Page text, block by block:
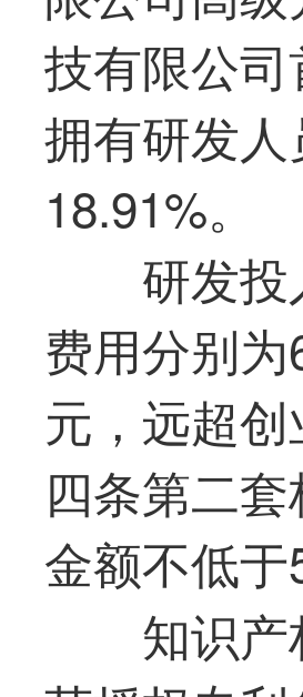
技有限公
拥有研发
18.91%。
研发
费用分别
元，远超
四条第二
金额不低
知识